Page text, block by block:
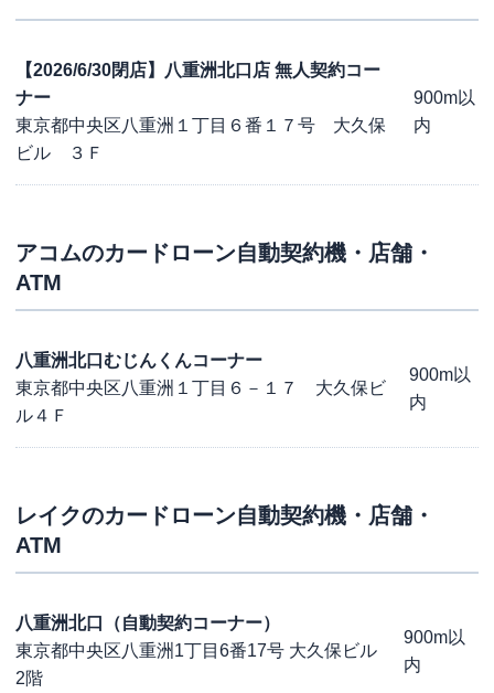
【2026/6/30閉店】八重洲北口店 無人契約コー
ナー
東京都中央区八重洲１丁目６番１７号 大久保
ビル ３Ｆ
900m以
内
アコムのカードローン自動契約機・店舗・
ATM
八重洲北口むじんくんコーナー
東京都中央区八重洲１丁目６－１７ 大久保ビ
ル４Ｆ
900m以
内
レイクのカードローン自動契約機・店舗・
ATM
八重洲北口（自動契約コーナー）
東京都中央区八重洲1丁目6番17号 大久保ビル
2階
900m以
内